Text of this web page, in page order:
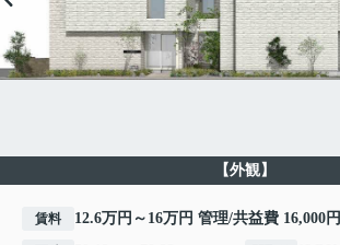
【外観】
賃料 12.6万円～16万円 管理/共益費 16,000円